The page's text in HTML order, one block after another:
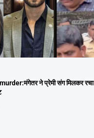
ने प्रेमी संग मिलकर